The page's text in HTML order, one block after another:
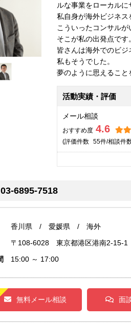
ルな事業をローカルに
私自身が海外ビジネス
こういったコンサルが
そこが私の出発点です。
皆さんは海外でのビジ
私もそうでした。
夢のように思えること
活動実績・評価
メール相談
おすすめ度 4.6
(評価件数 55件/相談件
03-6895-7518
香川県 / 愛媛県 / 海外
〒108-6028 東京都港区港南2-15-1
15:00 ～ 17:00
無料メール相談 面